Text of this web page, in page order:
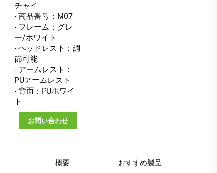
チャイ
- 商品番号：M07
- フレーム：グレ
ー/ホワイト
- ヘッドレスト：調
節可能
- アームレスト：
PUアームレスト
- 背面：PUホワイ
ト
お問い合わせ
概要 おすすめ製品